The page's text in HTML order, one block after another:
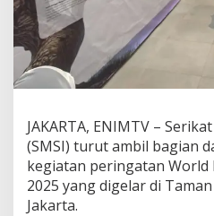
r
h
p
a
d
a
JAKARTA, ENIMTV –
(SMSI) turut ambil bagian
kegiatan peringatan World
2025 yang digelar di
Jakarta.